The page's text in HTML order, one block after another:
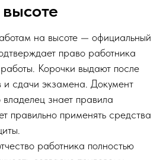
высоте
на высоте — официальный
право работника
Корочки выдают после
и сдачи экзамена. Документ
владелец знает правила
правильно применять средства
работника полностью